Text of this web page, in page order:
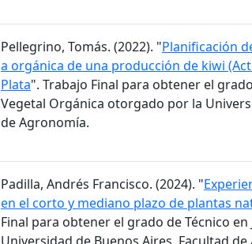
Pellegrino, Tomás. (2022). "Planificación
a orgánica de una producción de kiwi
Plata". Trabajo Final para obtener el
Vegetal Orgánica otorgado por la
de Agronomía.
Padilla, Andrés Francisco. (2024). "
en el corto y mediano plazo de plantas
Final para obtener el grado de Técnico